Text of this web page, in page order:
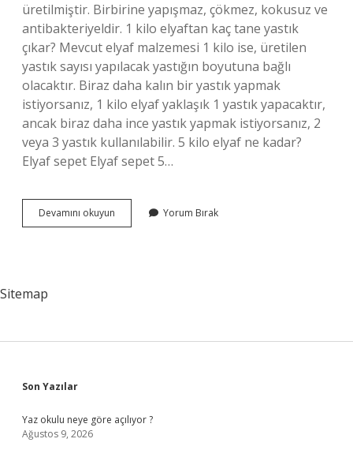
üretilmiştir. Birbirine yapışmaz, çökmez, kokusuz ve
antibakteriyeldir. 1 kilo elyaftan kaç tane yastık
çıkar? Mevcut elyaf malzemesi 1 kilo ise, üretilen
yastık sayısı yapılacak yastığın boyutuna bağlı
olacaktır. Biraz daha kalın bir yastık yapmak
istiyorsanız, 1 kilo elyaf yaklaşık 1 yastık yapacaktır,
ancak biraz daha ince yastık yapmak istiyorsanız, 2
veya 3 yastık kullanılabilir. 5 kilo elyaf ne kadar?
Elyaf sepet Elyaf sepet 5…
Devamını okuyun
Metresi
Yorum Bırak
Sitemap
Sidebar
Son Yazılar
Yaz okulu neye göre açılıyor ?
Ağustos 9, 2026